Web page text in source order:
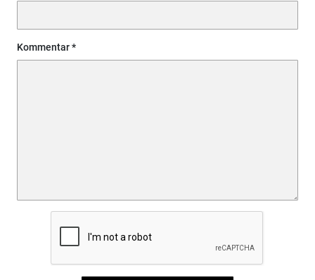
Kommentar